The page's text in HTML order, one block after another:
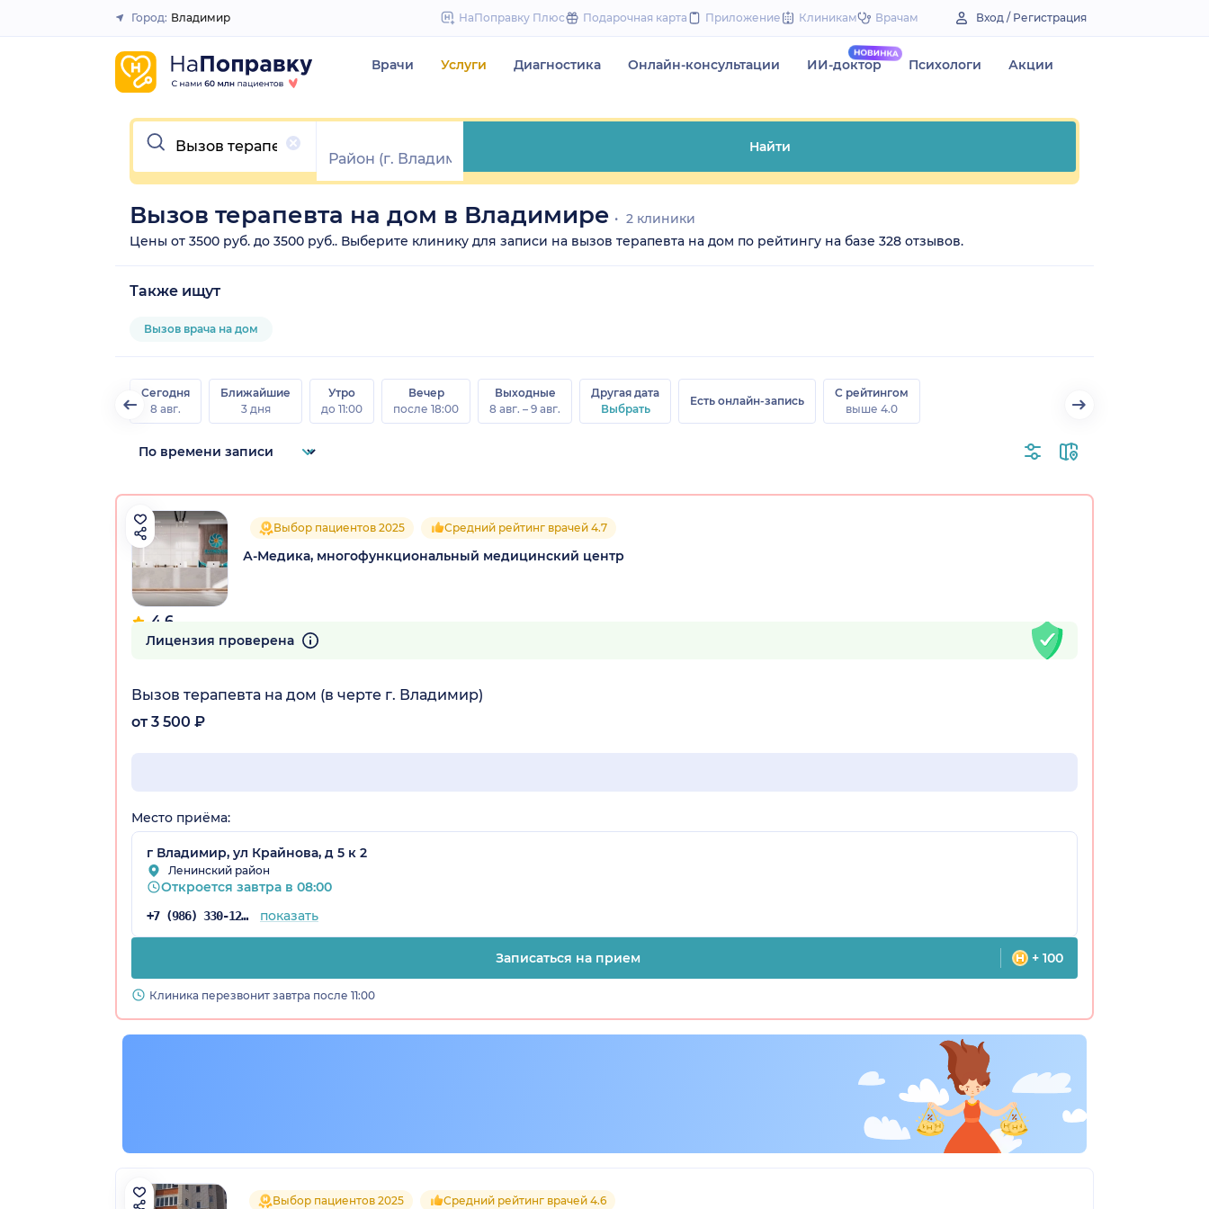
to
Закрыть
Город: Владимир НаПоправку Плюс Подарочная карта Приложение Клиникам Врачам Вход / Регистрация
Врачи Услуги Диагностика Онлайн-консультации ИИ-доктор Психологи Акции
Очистить
Найти
Вызов терапевта на дом в Владимире
2 клиники
Цены от 3500 руб. до 3500 руб.. Выберите клинику для записи на вызов терапевта на дом по рейтингу на базе 328 отзывов.
Также ищут
Вызов врача на дом
Сегодня
8 авг.
Ближайшие
3 дня
Утро
до 11:00
Вечер
после 18:00
Выходные
8 авг. – 9 авг.
Другая дата
Выбрать
Есть онлайн-запись
С рейтингом
выше 4.0
4.6
286 отзывов
Выбор пациентов 2025 Средний рейтинг врачей 4.7
А-Медика, многофункциональный медицинский центр
Лицензия проверена
Вызов терапевта на дом (в черте г. Владимир)
от 3 500 ₽
Место приёма:
г Владимир, ул Крайнова, д 5 к 2
Ленинский район
Откроется завтра в 08:00
+7 (986) 330-12-96 показать
Записаться на прием + 100
Клиника перезвонит завтра после 11:00
Выбор пациентов 2025 Средний рейтинг врачей 4.6